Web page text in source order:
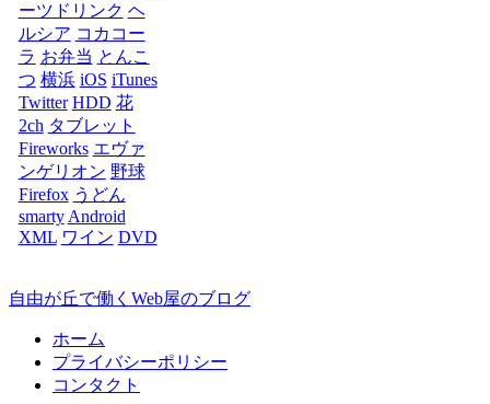
ーツドリンク ヘ
ルシア コカコー
ラ お弁当 とんこ
つ 横浜 iOS iTunes
Twitter HDD 花
2ch タブレット
Fireworks エヴァ
ンゲリオン 野球
Firefox うどん
smarty Android
XML ワイン DVD
自由が丘で働くWeb屋のブログ
ホーム
プライバシーポリシー
コンタクト